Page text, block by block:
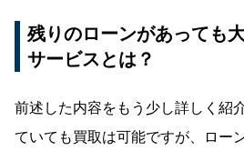
残りのローンがあっても
サービスとは？
前述した内容をもう少し詳しく紹
ていても買取は可能ですが、ロー